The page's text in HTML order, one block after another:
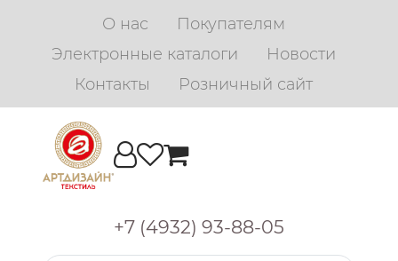
О нас
Покупателям
Электронные каталоги
Новости
Контакты
Розничный сайт
+7 (4932) 93-88-05